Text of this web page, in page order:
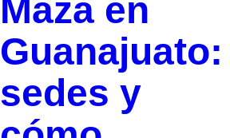
Maza en
Guanajuato:
sedes y